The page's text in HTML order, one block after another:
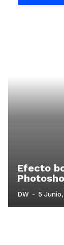
Efecto
DW - 5